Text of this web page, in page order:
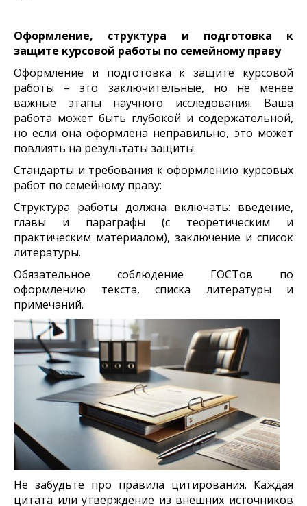
Оформление, структура и подготовка к
защите курсовой работы по семейному праву
Оформление и подготовка к защите курсовой
работы – это заключительные, но не менее
важные этапы научного исследования. Ваша
работа может быть глубокой и содержательной,
но если она оформлена неправильно, это может
повлиять на результаты защиты.
Стандарты и требования к оформлению курсовых
работ по семейному праву:
Структура работы должна включать: введение,
главы и параграфы (с теоретическим и
практическим материалом), заключение и список
литературы.
Обязательное соблюдение ГОСТов по
оформлению текста, списка литературы и
примечаний.
Не забудьте про правила цитирования. Каждая
цитата или утверждение из внешних источников